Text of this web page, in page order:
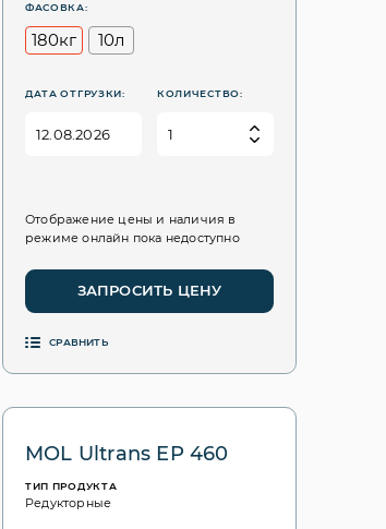
ФАСОВКА:
180кг 10л
ДАТА ОТГРУЗКИ: КОЛИЧЕСТВО:
Отображение цены и наличия в
режиме онлайн пока недоступно
ЗАПРОСИТЬ ЦЕНУ
СРАВНИТЬ
MOL Ultrans EP 460
ТИП ПРОДУКТА
Редукторные